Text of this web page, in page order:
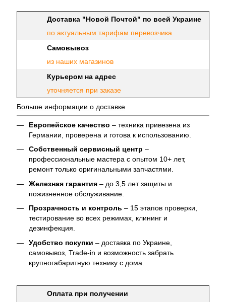
Доставка "Новой Почтой" по всей Украине
по актуальным тарифам перевозчика
Самовывоз
из наших магазинов
Курьером на адрес
уточняется при заказе
Больше информации о доставке
Европейское качество – техника привезена из
Германии, проверена и готова к использованию.
Собственный сервисный центр –
профессиональные мастера с опытом 10+ лет,
ремонт только оригинальными запчастями.
Железная гарантия – до 3,5 лет защиты и
пожизненное обслуживание.
Прозрачность и контроль – 15 этапов проверки,
тестирование во всех режимах, клининг и
дезинфекция.
Удобство покупки – доставка по Украине,
самовывоз, Trade-in и возможность забрать
крупногабаритную технику с дома.
Оплата при получении